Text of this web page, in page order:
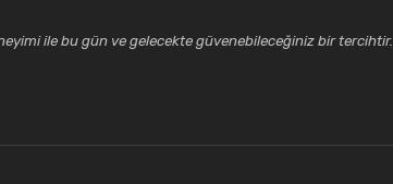
ile bu gün ve gelecekte güvenebileceğiniz bir tercihtir.